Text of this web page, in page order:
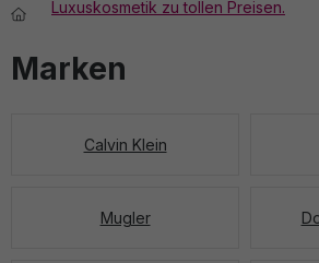
Marken
Calvin Klein
Mugler